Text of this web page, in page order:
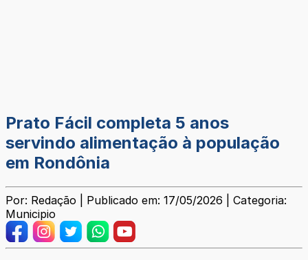
Prato Fácil completa 5 anos
servindo alimentação à população
em Rondônia
Por: Redação | Publicado em: 17/05/2026 | Categoria:
Municipio